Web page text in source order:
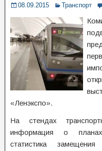
08.09.2015 Транспорт
«Ленэкспо».
На стендах
информация о планах
статистика